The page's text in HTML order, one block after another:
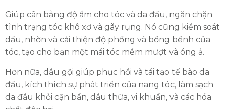
Giúp cân bằng độ ẩm cho tóc và da đầu, ngăn chặn
tình trạng tóc khô xơ và gãy rụng. Nó cũng kiểm soát
dầu, nhờn và cải thiện độ phồng và bồng bềnh của
tóc, tạo cho bạn một mái tóc mềm mượt và óng ả.
Hơn nữa, dầu gội giúp phục hồi và tái tạo tế bào da
đầu, kích thích sự phát triển của nang tóc, làm sạch
da đầu khỏi cặn bẩn, dầu thừa, vi khuẩn, và các hóa